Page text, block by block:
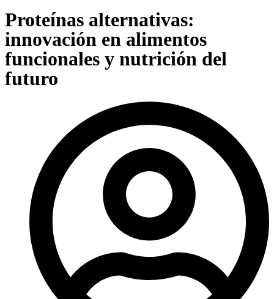
Proteínas alternativas:
innovación en alimentos
funcionales y nutrición del
futuro